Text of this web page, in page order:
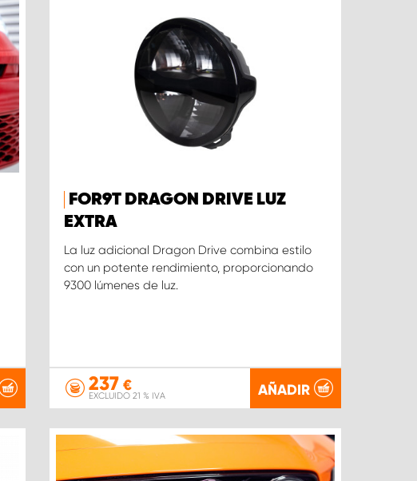
FOR9T DRAGON DRIVE LUZ
EXTRA
La luz adicional Dragon Drive combina estilo
con un potente rendimiento, proporcionando
9300 lúmenes de luz.
237 €
EXCLUIDO 21 % IVA AÑADIR